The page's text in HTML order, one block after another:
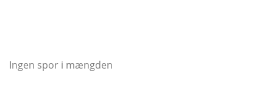
Ingen spor i mængden